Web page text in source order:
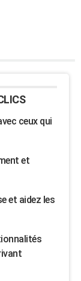
ceux qui
et
et aidez les